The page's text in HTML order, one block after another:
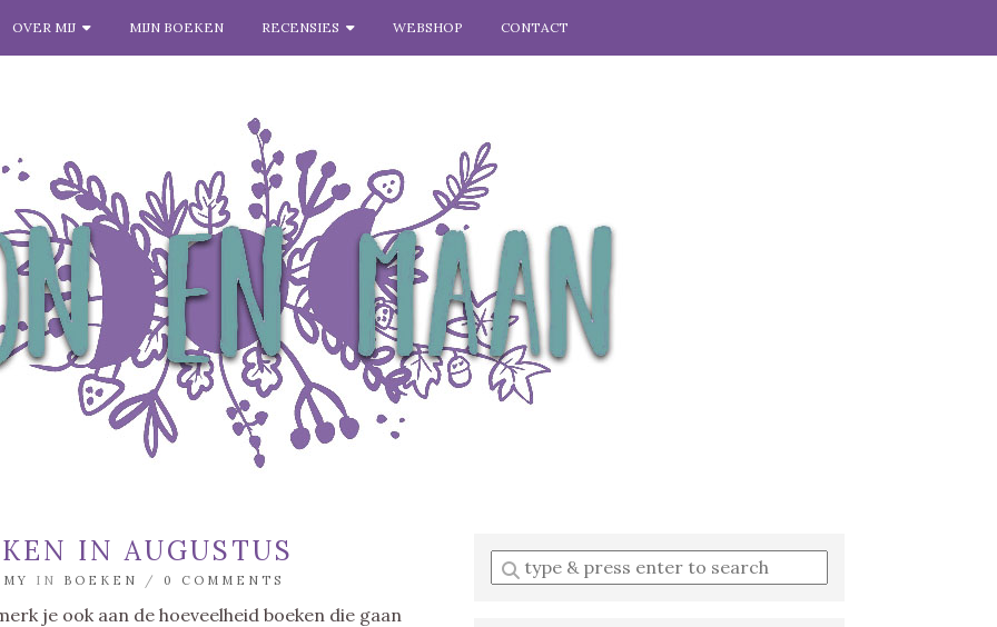
OVER MIJ MIJN BOEKEN RECENSIES WEBSHOP CONTACT
IN AUGUSTUS
IN BOEKEN / 0 COMMENTS
je ook aan de hoeveelheid boeken die gaan
Enter
a